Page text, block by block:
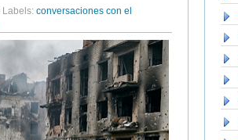
Labels: conversaciones con el